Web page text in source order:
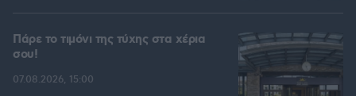
Πάρε το τιμόνι της τύχης στα χέρια
σου!
07.08.2026, 15:00